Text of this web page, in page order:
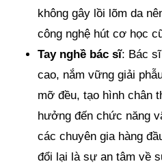
không gây lồi lõm da
công nghệ hút cơ học
Tay nghề bác sĩ: Bác
cao, nắm vững giải
mỡ đều, tạo hình chân
hưởng đến chức năng
các chuyên gia hàng
đổi lại là sự an tâm về